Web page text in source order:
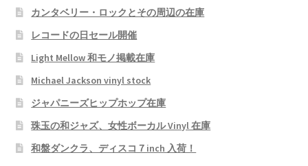
カンタベリー・ロックとその周辺の在庫
レコードの日セール開催
Light Mellow 和モノ掲載在庫
Michael Jackson vinyl stock
ジャパニーズヒップホップ在庫
珠玉の和ジャズ、女性ボーカル Vinyl 在庫
和盤ダンクラ、ディスコ７inch 入荷！